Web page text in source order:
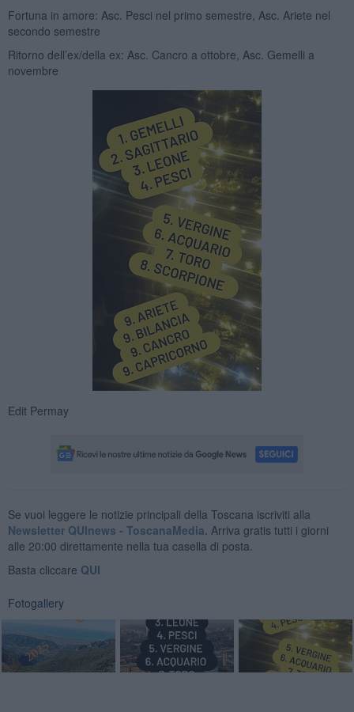
Fortuna in amore: Asc. Pesci nel primo semestre, Asc. Ariete nel
secondo semestre
Ritorno dell’ex/della ex: Asc. Cancro a ottobre, Asc. Gemelli a
novembre
Edit Permay
Se vuoi leggere le notizie principali della Toscana iscriviti alla
Newsletter QUInews - ToscanaMedia. Arriva gratis tutti i giorni
alle 20:00 direttamente nella tua casella di posta.
Basta cliccare QUI
Fotogallery